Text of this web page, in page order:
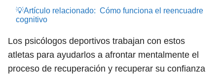
💡Artículo relacionado: Cómo funciona el reencuadre
cognitivo
Los psicólogos deportivos trabajan con estos
atletas para ayudarlos a afrontar mentalmente el
proceso de recuperación y recuperar su confianza